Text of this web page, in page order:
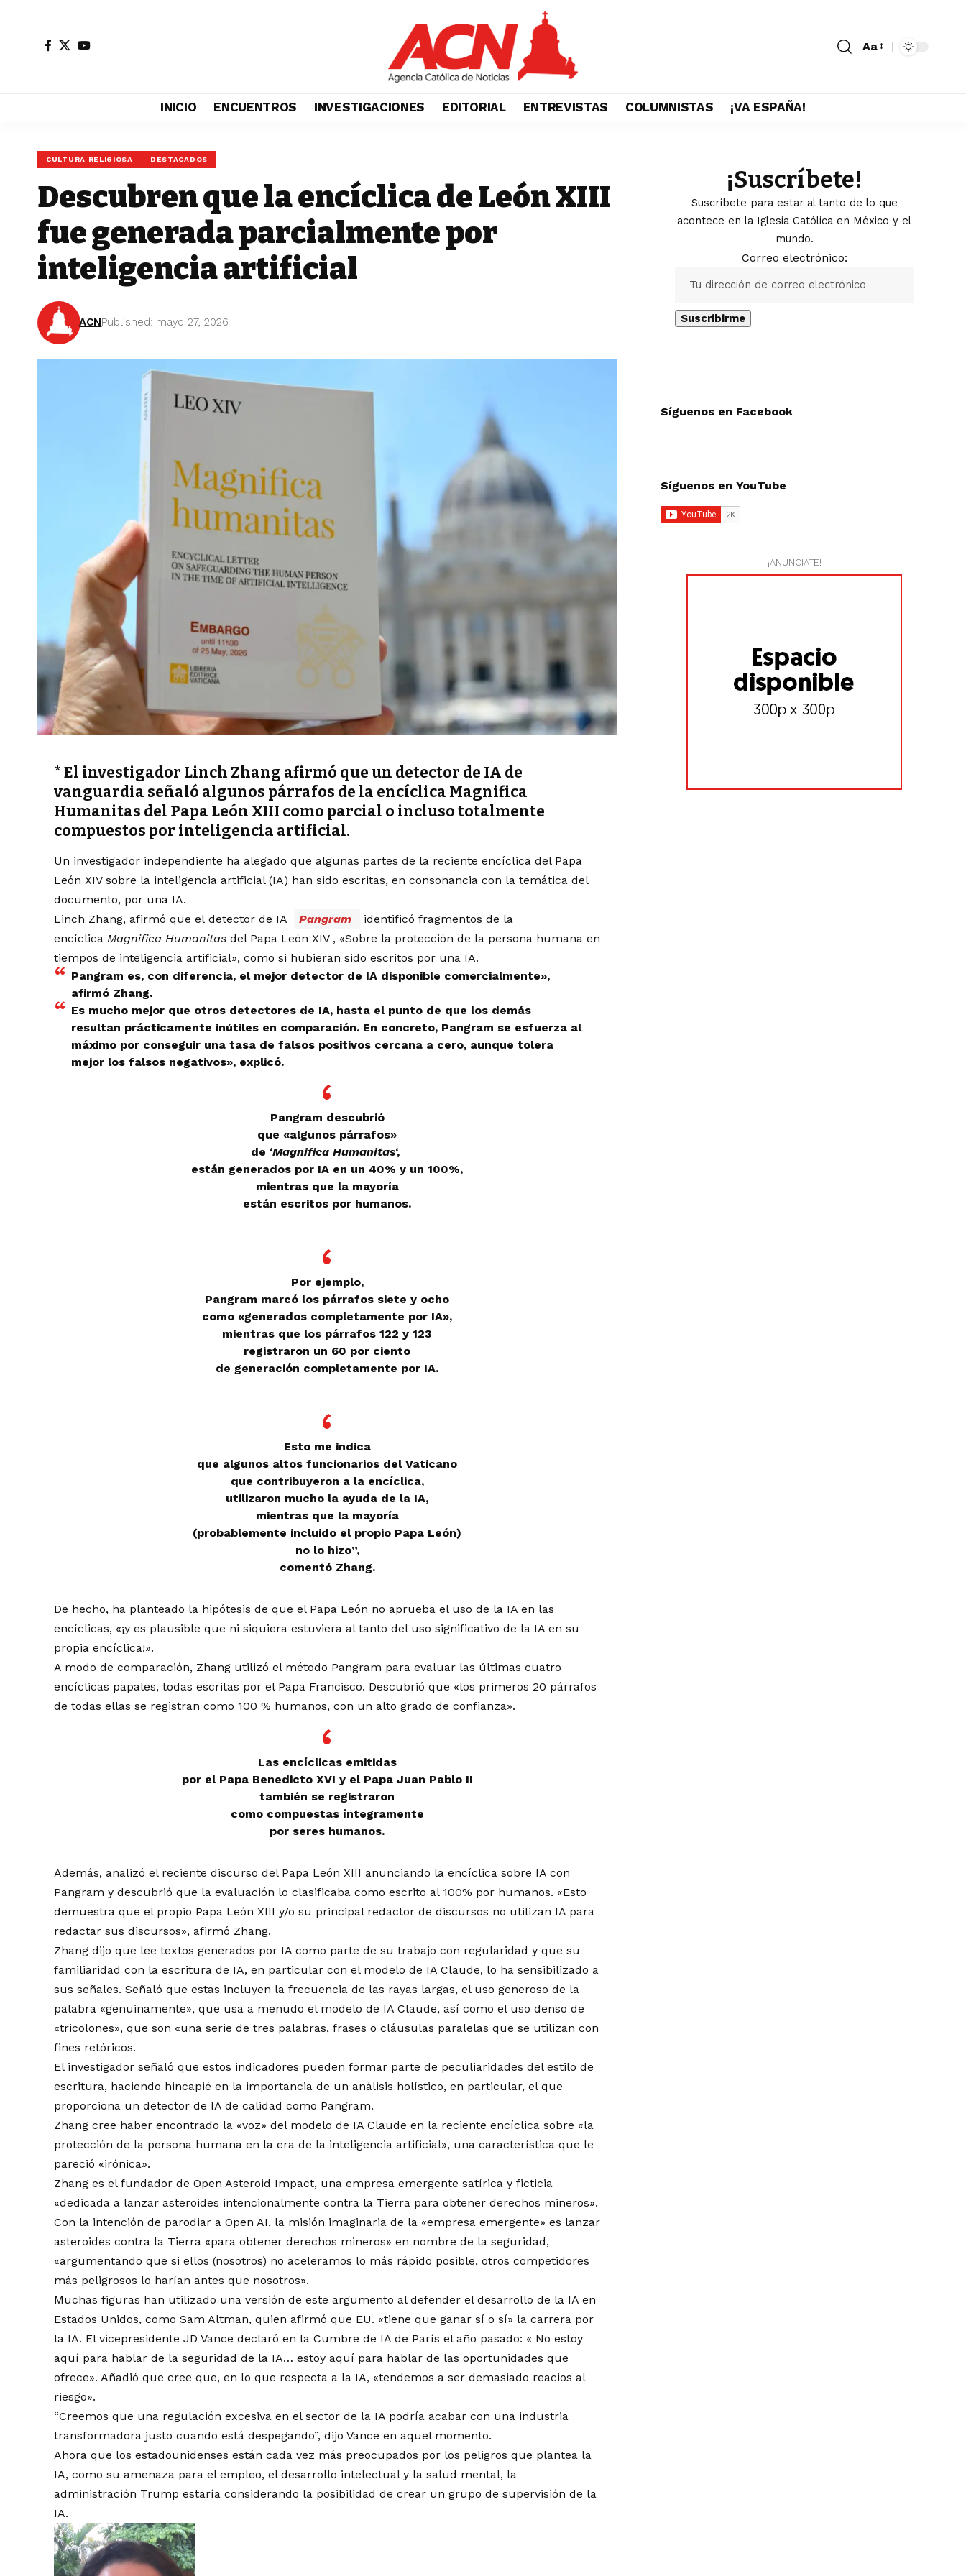
Aa
INICIO ENCUENTROS INVESTIGACIONES EDITORIAL ENTREVISTAS COLUMNISTAS ¡VA ESPAÑA!
CULTURA RELIGIOSA DESTACADOS
Descubren que la encíclica de León XIII
fue generada parcialmente por
inteligencia artificial
ACNPublished: mayo 27, 2026
* El investigador Linch Zhang afirmó que un detector de IA de
vanguardia señaló algunos párrafos de la encíclica Magnifica
Humanitas del Papa León XIII como parcial o incluso totalmente
compuestos por inteligencia artificial.
Un investigador independiente ha alegado que algunas partes de la reciente encíclica del Papa
León XIV sobre la inteligencia artificial (IA) han sido escritas, en consonancia con la temática del
documento, por una IA.
Linch Zhang, afirmó que el detector de IA
Pangram
identificó fragmentos de la
encíclicaMagnifica Humanitas del Papa León XIV , «Sobre la protección de la persona humana en
tiempos de inteligencia artificial», como si hubieran sido escritos por una IA.
Pangram es, con diferencia, el mejor detector de IA disponible comercialmente»,
afirmó Zhang.
Es mucho mejor que otros detectores de IA, hasta el punto de que los demás
resultan prácticamente inútiles en comparación. En concreto, Pangram se esfuerza al
máximo por conseguir una tasa de falsos positivos cercana a cero, aunque tolera
mejor los falsos negativos», explicó.
Pangram descubrió
que «algunos párrafos»
de ‘Magnifica Humanitas‘,
están generados por IA en un 40% y un 100%,
mientras que la mayoría
están escritos por humanos.
Por ejemplo,
Pangram marcó los párrafos siete y ocho
como «generados completamente por IA»,
mientras que los párrafos 122 y 123
registraron un 60 por ciento
de generación completamente por IA.
Esto me indica
que algunos altos funcionarios del Vaticano
que contribuyeron a la encíclica,
utilizaron mucho la ayuda de la IA,
mientras que la mayoría
(probablemente incluido el propio Papa León)
no lo hizo”,
comentó Zhang.
De hecho, ha planteado la hipótesis de que el Papa León no aprueba el uso de la IA en las
encíclicas, «¡y es plausible que ni siquiera estuviera al tanto del uso significativo de la IA en su
propia encíclica!».
A modo de comparación, Zhang utilizó el método Pangram para evaluar las últimas cuatro
encíclicas papales, todas escritas por el Papa Francisco. Descubrió que «los primeros 20 párrafos
de todas ellas se registran como 100 % humanos, con un alto grado de confianza».
Las encíclicas emitidas
por el Papa Benedicto XVI y el Papa Juan Pablo II
también se registraron
como compuestas íntegramente
por seres humanos.
Además, analizó el reciente discurso del Papa León XIII anunciando la encíclica sobre IA con
Pangram y descubrió que la evaluación lo clasificaba como escrito al 100% por humanos. «Esto
demuestra que el propio Papa León XIII y/o su principal redactor de discursos no utilizan IA para
redactar sus discursos», afirmó Zhang.
Zhang dijo que lee textos generados por IA como parte de su trabajo con regularidad y que su
familiaridad con la escritura de IA, en particular con el modelo de IA Claude, lo ha sensibilizado a
sus señales. Señaló que estas incluyen la frecuencia de las rayas largas, el uso generoso de la
palabra «genuinamente», que usa a menudo el modelo de IA Claude, así como el uso denso de
«tricolones», que son «una serie de tres palabras, frases o cláusulas paralelas que se utilizan con
fines retóricos.
El investigador señaló que estos indicadores pueden formar parte de peculiaridades del estilo de
escritura, haciendo hincapié en la importancia de un análisis holístico, en particular, el que
proporciona un detector de IA de calidad como Pangram.
Zhang cree haber encontrado la «voz» del modelo de IA Claude en la reciente encíclica sobre «la
protección de la persona humana en la era de la inteligencia artificial», una característica que le
pareció «irónica».
Zhang es el fundador de Open Asteroid Impact, una empresa emergente satírica y ficticia
«dedicada a lanzar asteroides intencionalmente contra la Tierra para obtener derechos mineros».
Con la intención de parodiar a Open AI, la misión imaginaria de la «empresa emergente» es lanzar
asteroides contra la Tierra «para obtener derechos mineros» en nombre de la seguridad,
«argumentando que si ellos (nosotros) no aceleramos lo más rápido posible, otros competidores
más peligrosos lo harían antes que nosotros».
Muchas figuras han utilizado una versión de este argumento al defender el desarrollo de la IA en
Estados Unidos, como Sam Altman, quien afirmó que EU. «tiene que ganar sí o sí» la carrera por
la IA. El vicepresidente JD Vancedeclaró en la Cumbre de IA de París el año pasado: « No estoy
aquí para hablar de la seguridad de la IA… estoy aquí para hablar de las oportunidades que
ofrece». Añadió que cree que, en lo que respecta a la IA, «tendemos a ser demasiado reacios al
riesgo».
“Creemos que una regulación excesiva en el sector de la IA podría acabar con una industria
transformadora justo cuando está despegando”, dijo Vance en aquel momento.
Ahora que los estadounidenses están cada vez más preocupados por los peligros que plantea la
IA, como su amenaza para el empleo, el desarrollo intelectual y la salud mental, la
administración Trump estaríaconsiderando la posibilidad de crear un grupo de supervisión de la
IA.
¡Suscríbete!
Suscríbete para estar al tanto de lo que
acontece en la Iglesia Católica en México y el
mundo.
Correo electrónico:
Síguenos en Facebook
Síguenos en YouTube
- ¡ANÚNCIATE! -